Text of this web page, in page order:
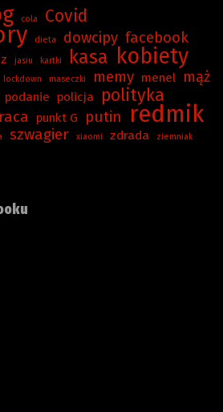
cola Covid
dieta dowcipy facebook
jasiu kartki kasa kobiety
lockdown maseczki memy menel mąż
podanie policja polityka
punkt G putin redmik
szwagier xiaomi zdrada
ziemniak